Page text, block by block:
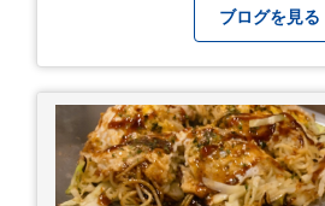
から、あっという間に半年が過
日後のこと。不思議ですね。
目。友人の長期入院から退院
かかる事2つ目。疎遠だった知
にかかるetcが徐々に....。 気の持ちようと、タイ
ミングかもしれませんが。お
す。
ブログを見る